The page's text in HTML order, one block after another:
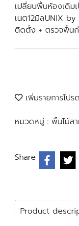
เปลี่ยนพื้นห้องเดิม
เนต12มิลUNIX
ติดตั้ง + ตรวจพื้น
เพิ่มรายการโปรด
หมวดหมู่ : พื้นไม้ล
Share
Product